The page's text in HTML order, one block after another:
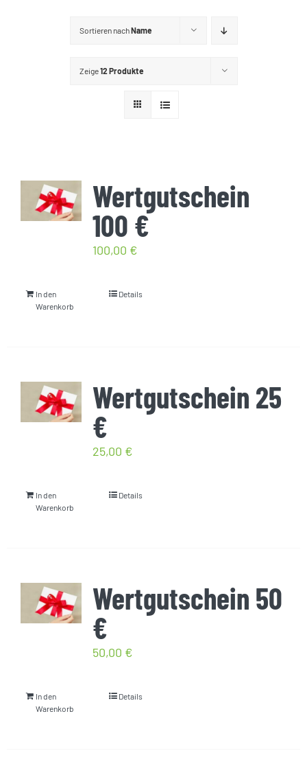
Vertrag widerrufen
Sortieren nachName
Zeige12 Produkte
Wertgutschein
100 €
100,00 €
In den
Warenkorb
Details
Wertgutschein 25
€
25,00 €
In den
Warenkorb
Details
Wertgutschein 50
€
50,00 €
In den
Warenkorb
Details